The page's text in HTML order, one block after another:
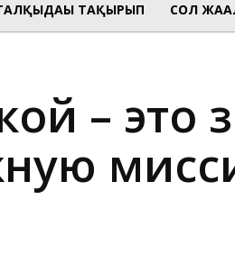
ТАҚЫРЫП СОЛ
– это